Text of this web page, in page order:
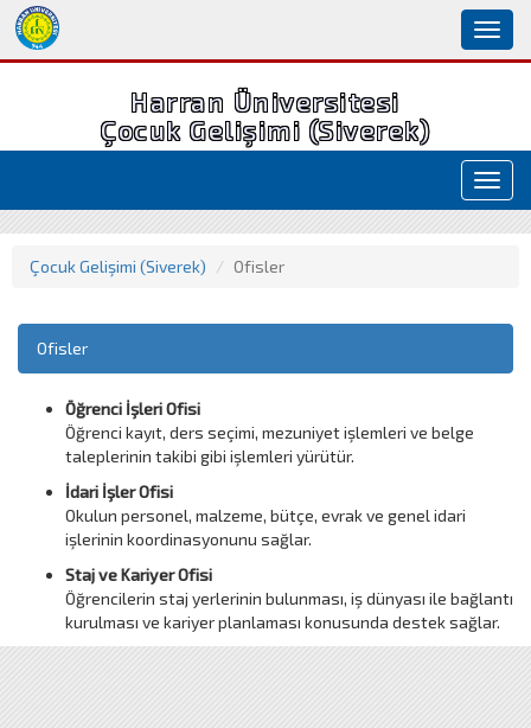
Harran Üniversitesi
Çocuk Gelişimi (Siverek)
Çocuk Gelişimi (Siverek) Ofisler
Ofisler
Öğrenci İşleri Ofisi
Öğrenci kayıt, ders seçimi, mezuniyet işlemleri ve belge
taleplerinin takibi gibi işlemleri yürütür.
İdari İşler Ofisi
Okulun personel, malzeme, bütçe, evrak ve genel idari
işlerinin koordinasyonunu sağlar.
Staj ve Kariyer Ofisi
Öğrencilerin staj yerlerinin bulunması, iş dünyası ile bağlantı
kurulması ve kariyer planlaması konusunda destek sağlar.